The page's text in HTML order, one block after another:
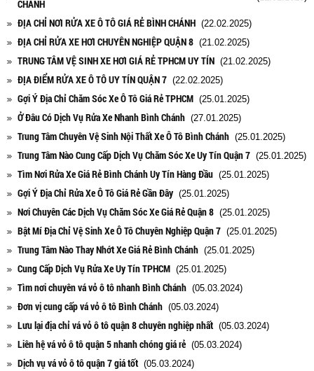
CHÁNH
ĐỊA CHỈ NƠI RỬA XE Ô TÔ GIÁ RẺ BÌNH CHÁNH (22.02.2025)
ĐỊA CHỈ RỬA XE HƠI CHUYÊN NGHIỆP QUẬN 8 (21.02.2025)
TRUNG TÂM VỆ SINH XE HƠI GIÁ RẺ TPHCM UY TÍN (21.02.2025)
ĐỊA ĐIỂM RỬA XE Ô TÔ UY TÍN QUẬN 7 (22.02.2025)
Gợi Ý Địa Chỉ Chăm Sóc Xe Ô Tô Giá Rẻ TPHCM (25.01.2025)
Ở Đâu Có Dịch Vụ Rửa Xe Nhanh Bình Chánh (27.01.2025)
Trung Tâm Chuyên Vệ Sinh Nội Thất Xe Ô Tô Bình Chánh (25.01.2025)
Trung Tâm Nào Cung Cấp Dịch Vụ Chăm Sóc Xe Uy Tín Quận 7 (25.01.2025)
Tìm Nơi Rửa Xe Giá Rẻ Bình Chánh Uy Tín Hàng Đầu (25.01.2025)
Gợi Ý Địa Chỉ Rửa Xe Ô Tô Giá Rẻ Gần Đây (25.01.2025)
Nơi Chuyên Các Dịch Vụ Chăm Sóc Xe Giá Rẻ Quận 8 (25.01.2025)
Bật Mí Địa Chỉ Vệ Sinh Xe Ô Tô Chuyên Nghiệp Quận 7 (25.01.2025)
Trung Tâm Nào Thay Nhớt Xe Giá Rẻ Bình Chánh (25.01.2025)
Cung Cấp Dịch Vụ Rửa Xe Uy Tín TPHCM (25.01.2025)
Tìm nơi chuyên vá vỏ ô tô nhanh Bình Chánh (05.03.2024)
Đơn vị cung cấp vá vỏ ô tô Bình Chánh (05.03.2024)
Lưu lại địa chỉ vá vỏ ô tô quận 8 chuyên nghiệp nhất (05.03.2024)
Liên hệ vá vỏ ô tô quận 5 nhanh chóng giá rẻ (05.03.2024)
Dịch vụ vá vỏ ô tô quận 7 giá tốt (05.03.2024)